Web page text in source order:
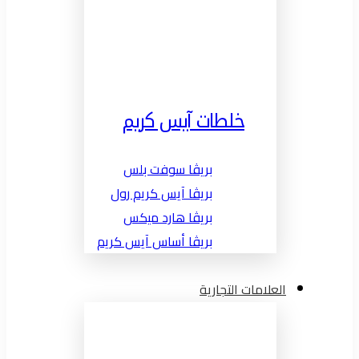
خلطات آيس كريم
بريڤا سوفت بلس
بريڤا آيس كريم رول
بريڤا هارد ميكس
بريڤا أساس آيس كريم
العلامات التجارية